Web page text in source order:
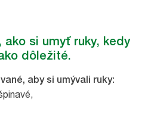
si umyť ruky, kedy
dôležité.
aby si umývali ruky: